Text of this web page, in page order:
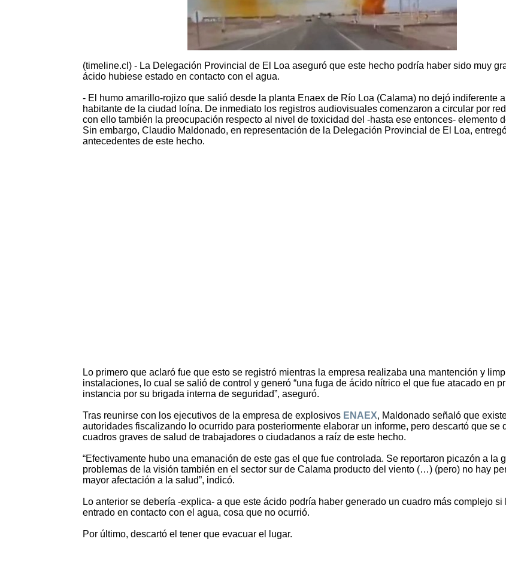
(timeline.cl) - La Delegación Provincial de El Loa aseguró que este hecho podría haber sido muy
ácido hubiese estado en contacto con el agua.
- El humo amarillo-rojizo que salió desde la planta Enaex de Río Loa (Calama) no dejó indiferente
habitante de la ciudad loína. De inmediato los registros audiovisuales comenzaron a circular por
con ello también la preocupación respecto al nivel de toxicidad del -hasta ese entonces- elemento
Sin embargo, Claudio Maldonado, en representación de la Delegación Provincial de El Loa,
antecedentes de este hecho.
Lo primero que aclaró fue que esto se registró mientras la empresa realizaba una mantención y
instalaciones, lo cual se salió de control y generó “una fuga de ácido nítrico el que fue atacado en
instancia por su brigada interna de seguridad”, aseguró.
Tras reunirse con los ejecutivos de la empresa de explosivos ENAEX, Maldonado señaló que
autoridades fiscalizando lo ocurrido para posteriormente elaborar un informe, pero descartó que se
cuadros graves de salud de trabajadores o ciudadanos a raíz de este hecho.
“Efectivamente hubo una emanación de este gas el que fue controlada. Se reportaron picazón a la
problemas de la visión también en el sector sur de Calama producto del viento (…) (pero) no hay
mayor afectación a la salud”, indicó.
Lo anterior se debería -explica- a que este ácido podría haber generado un cuadro más complejo si
entrado en contacto con el agua, cosa que no ocurrió.
Por último, descartó el tener que evacuar el lugar.